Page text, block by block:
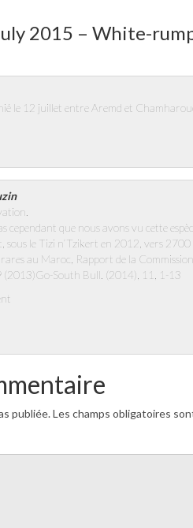
2015 – White-
le 12 juillet entre Aremd et
cependant que nous avons vu cette
sous le Tizi n’Tzikert en 2012, vers 2700
rares au Maroc, Rapport de la
(2013)Go-South Bull. (2014), 11, 1-13
publiée.Les champs obligatoires